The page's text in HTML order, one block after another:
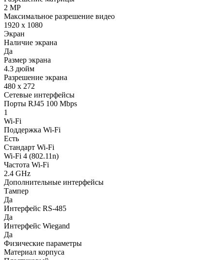
2 MP
Максимальное разрешение видео
1920 x 1080
Экран
Наличие экрана
Да
Размер экрана
4.3 дюйм
Разрешение экрана
480 x 272
Сетевые интерфейсы
Порты RJ45 100 Mbps
1
Wi-Fi
Поддержка Wi-Fi
Есть
Стандарт Wi-Fi
Wi-Fi 4 (802.11n)
Частота Wi-Fi
2.4 GHz
Дополнительные интерфейсы
Тампер
Да
Интерфейс RS-485
Да
Интерфейс Wiegand
Да
Физические параметры
Материал корпуса